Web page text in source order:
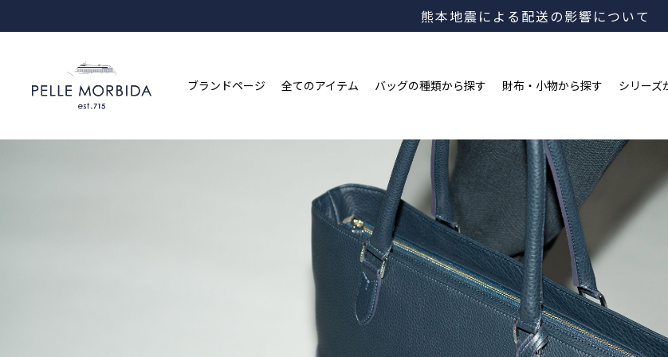
新規会員登録&LINE ID連携で2,000ポイントプ
ブランドページ 全てのアイテム バッグの種類から探す 財布・小物から探す シリーズ